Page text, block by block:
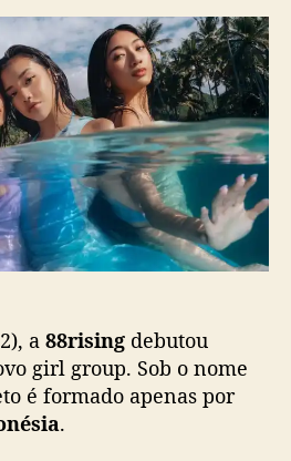
d
e
p
u
b
l
i
c
a
ç
ã
O
N
A
:
8
8
r
i
s
i
a
n
a
a 88rising debutou
girl group. Sob o nome
é formado apenas por
.